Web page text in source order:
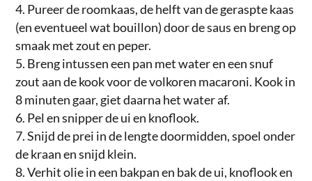
Pureer de roomkaas, de helft van de geraspte kaas
(en eventueel wat bouillon) door de saus en breng op
smaak met zout en peper.
Breng intussen een pan met water en een snuf
zout aan de kook voor de volkoren macaroni. Kook in
8 minuten gaar, giet daarna het water af.
Pel en snipper de ui en knoflook.
Snijd de prei in de lengte doormidden, spoel onder
de kraan en snijd klein.
Verhit olie in een bakpan en bak de ui, knoflook en